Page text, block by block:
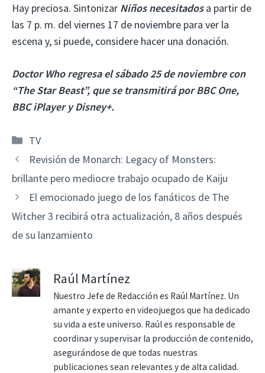
Hay preciosa. Sintonizar Niños necesitadosa partir de
las 7 p. m. del viernes 17 de noviembre para ver la
escena y, si puede, considere hacer una donación.
Doctor Who regresa el sábado 25 de noviembre con
“The Star Beast”, que se transmitirá por BBC One,
BBC iPlayer y Disney+.
Categorías
TV
Revisión de Monarch: Legacy of Monsters:
brillante pero mediocre trabajo ocupado de Kaiju
El emocionado juego de los fanáticos de The
Witcher 3 recibirá otra actualización, 8 años después
de su lanzamiento
Raúl Martínez
Nuestro Jefe de Redacción es Raúl Martínez. Un
amante y experto en videojuegos que ha dedicado
su vida a este universo. Raúl es responsable de
coordinar y supervisar la producción de contenido,
asegurándose de que todas nuestras
publicaciones sean relevantes y de alta calidad.